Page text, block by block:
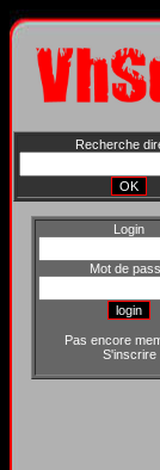
Recherche
Login
Mot de
Pas encore
S'inscrire